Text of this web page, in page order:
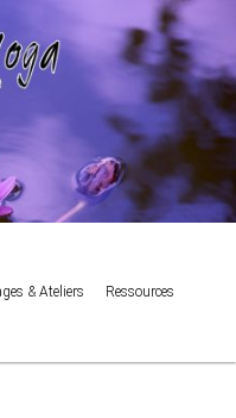
& Ateliers Ressources